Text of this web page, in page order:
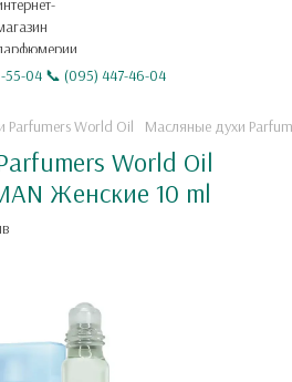
55-04 📞 (095) 447-46-04
Parfumers World Oil Масляные духи
World Oil
Женские 10 ml